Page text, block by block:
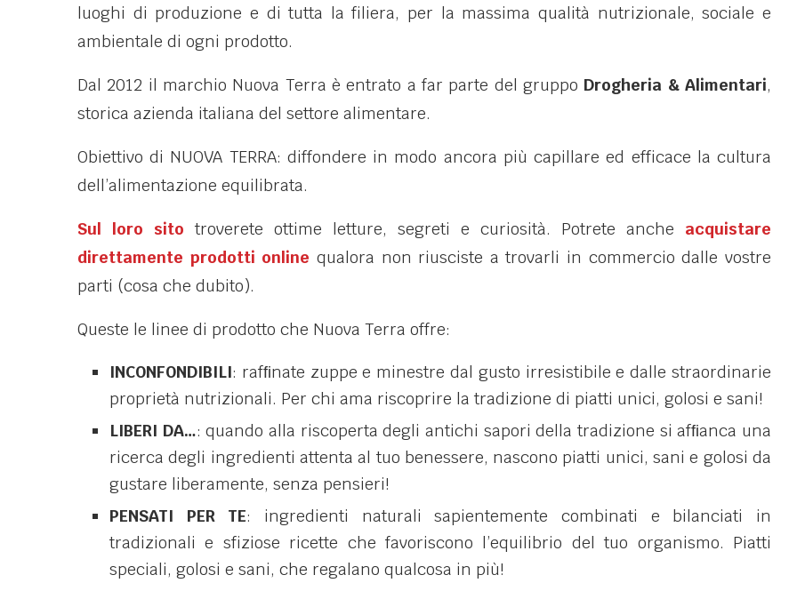
luoghi di produzione e di tutta la filiera, per la massima qualità nutrizionale, sociale e
ambientale di ogni prodotto.
Dal 2012 il marchio Nuova Terra è entrato a far parte del gruppo Drogheria & Alimentari,
storica azienda italiana del settore alimentare.
Obiettivo di NUOVA TERRA: diffondere in modo ancora più capillare ed efficace la cultura
dell’alimentazione equilibrata.
Sul loro sito troverete ottime letture, segreti e curiosità. Potrete anche acquistare
direttamente prodotti online qualora non riusciste a trovarli in commercio dalle vostre
parti (cosa che dubito).
Queste le linee di prodotto che Nuova Terra offre:
INCONFONDIBILI: rafﬁnate zuppe e minestre dal gusto irresistibile e dalle straordinarie
proprietà nutrizionali. Per chi ama riscoprire la tradizione di piatti unici, golosi e sani!
LIBERI DA…: quando alla riscoperta degli antichi sapori della tradizione si afﬁanca una
ricerca degli ingredienti attenta al tuo benessere, nascono piatti unici, sani e golosi da
gustare liberamente, senza pensieri!
PENSATI PER TE: ingredienti naturali sapientemente combinati e bilanciati in
tradizionali e sfiziose ricette che favoriscono l’equilibrio del tuo organismo. Piatti
speciali, golosi e sani, che regalano qualcosa in più!